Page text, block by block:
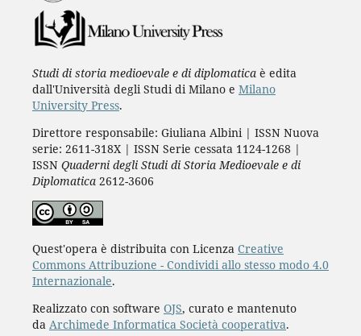
Studi di storia medioevale e di diplomaticaè edita
dall'Università degli Studi di Milano e Milano
University Press.
Direttore responsabile: Giuliana Albini | ISSN Nuova
serie: 2611-318X | ISSN Serie cessata 1124-1268 |
ISSN Quaderni degli Studi di Storia Medioevale e di
Diplomatica2612-3606
Quest'opera è distribuita con Licenza Creative
Commons Attribuzione - Condividi allo stesso modo 4.0
Internazionale.
Realizzato con software OJS, curato e mantenuto
da Archimede Informatica Società cooperativa.